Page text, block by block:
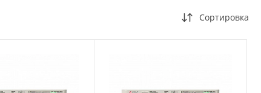
Сортировка